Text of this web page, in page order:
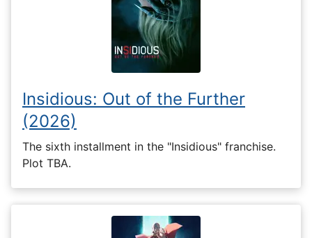
Insidious: Out of the Further
(2026)
The sixth installment in the "Insidious" franchise.
Plot TBA.